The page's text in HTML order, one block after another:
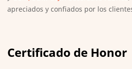
apreciados y confiados por los
Certificado de Honor